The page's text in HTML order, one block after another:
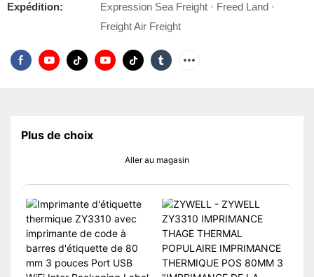
Expédition:
Expression Sea Freight · Freed Land ·
Freight Air Freight
Plus de choix
Aller au magasin